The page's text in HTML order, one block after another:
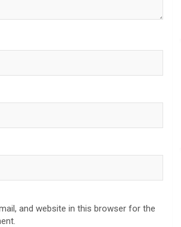
and website in this browser for the